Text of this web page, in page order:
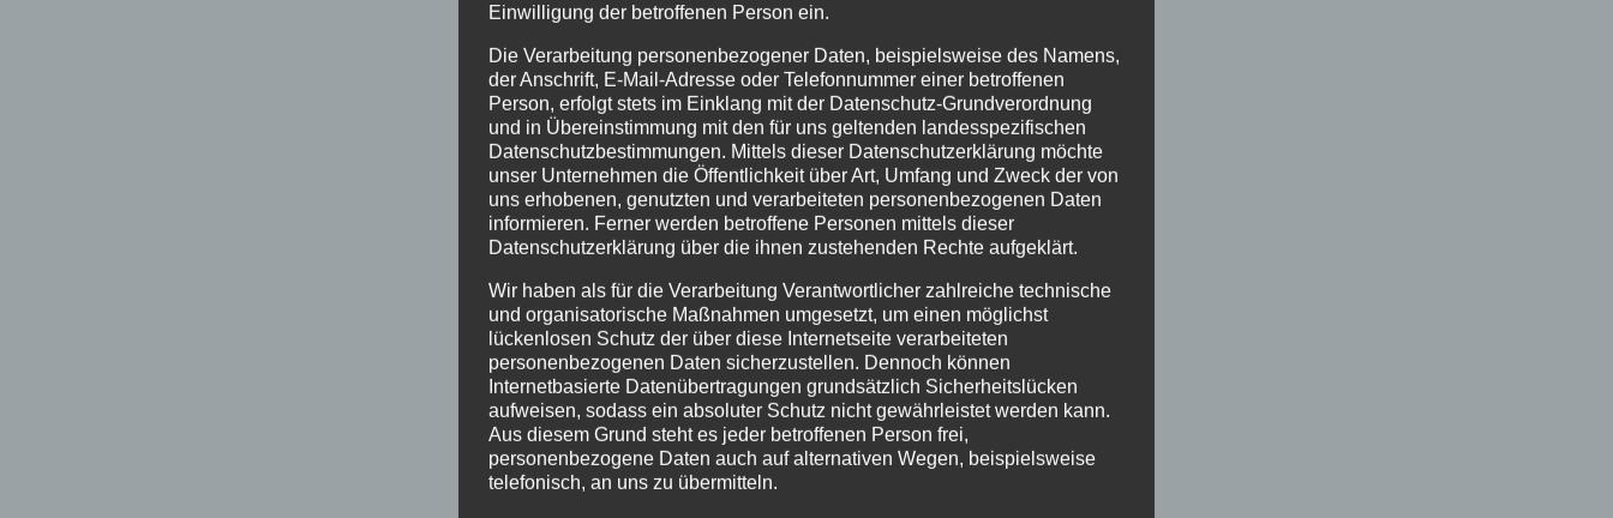
Einwilligung der betroffenen Person ein.
Die Verarbeitung personenbezogener Daten, beispielsweise des Namens,
der Anschrift, E-Mail-Adresse oder Telefonnummer einer betroffenen
Person, erfolgt stets im Einklang mit der Datenschutz-Grundverordnung
und in Übereinstimmung mit den für uns geltenden landesspezifischen
Datenschutzbestimmungen. Mittels dieser Datenschutzerklärung möchte
unser Unternehmen die Öffentlichkeit über Art, Umfang und Zweck der von
uns erhobenen, genutzten und verarbeiteten personenbezogenen Daten
informieren. Ferner werden betroffene Personen mittels dieser
Datenschutzerklärung über die ihnen zustehenden Rechte aufgeklärt.
Wir haben als für die Verarbeitung Verantwortlicher zahlreiche technische
und organisatorische Maßnahmen umgesetzt, um einen möglichst
lückenlosen Schutz der über diese Internetseite verarbeiteten
personenbezogenen Daten sicherzustellen. Dennoch können
Internetbasierte Datenübertragungen grundsätzlich Sicherheitslücken
aufweisen, sodass ein absoluter Schutz nicht gewährleistet werden kann.
Aus diesem Grund steht es jeder betroffenen Person frei,
personenbezogene Daten auch auf alternativen Wegen, beispielsweise
telefonisch, an uns zu übermitteln.